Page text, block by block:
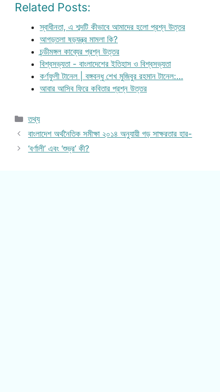
Related Posts:
স্বাধীনতা, এ শব্দটি কীভাবে আমাদের হলো প্রশ্ন উত্তর
আগড়তলা ষড়যন্ত্র মামলা কি?
চন্ডীমঙ্গল কাব্যের প্রশ্ন উত্তর
বিশ্বসভ্যতা - বাংলাদেশের ইতিহাস ও বিশ্বসভ্যতা
কর্ণফুলী টানেল | বঙ্গবন্ধু শেখ মুজিবুর রহমান টানেল:…
আবার আসিব ফিরে কবিতার প্রশ্ন উত্তর
Categories
তথ্য
বাংলাদেশ অর্থনৈতিক সমীক্ষা ২০১৪ অনুযায়ী গড় সাক্ষরতার হার-
‘বর্ণালী’ এবং ‘শুভ্র’ কী?